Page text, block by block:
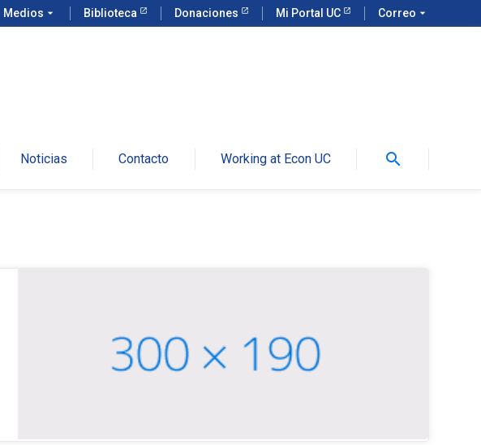
Medios arrow_drop_down Biblioteca Donaciones Mi Portal UC Correo arrow_drop_down
Noticias Contacto Working at Econ UC search